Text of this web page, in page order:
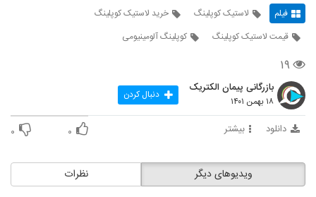
فیلم لاستیک کوپلینگ
خرید لاستیک کوپلینگ
قیمت لاستیک کوپلینگ
کوپلینگ آلومینیومی
۱۹
بازرگانی پیمان الکتریک
۱۸ بهمن ۱۴۰۱ دنبال کردن
دانلود بیشتر ۰ ۰
نظرات ویدیوهای دیگر